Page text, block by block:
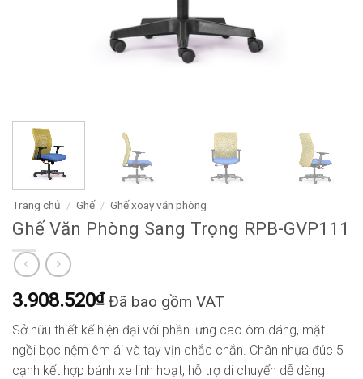
Trang chủ / Ghế / Ghế xoay văn phòng
Ghế Văn Phòng Sang Trọng RPB-GVP111
3.908.520₫ Đã bao gồm VAT
Sở hữu thiết kế hiện đại với phần lưng cao ôm dáng, mặt
ngồi bọc nệm êm ái và tay vịn chắc chắn. Chân nhựa đúc 5
cạnh kết hợp bánh xe linh hoạt, hỗ trợ di chuyển dễ dàng